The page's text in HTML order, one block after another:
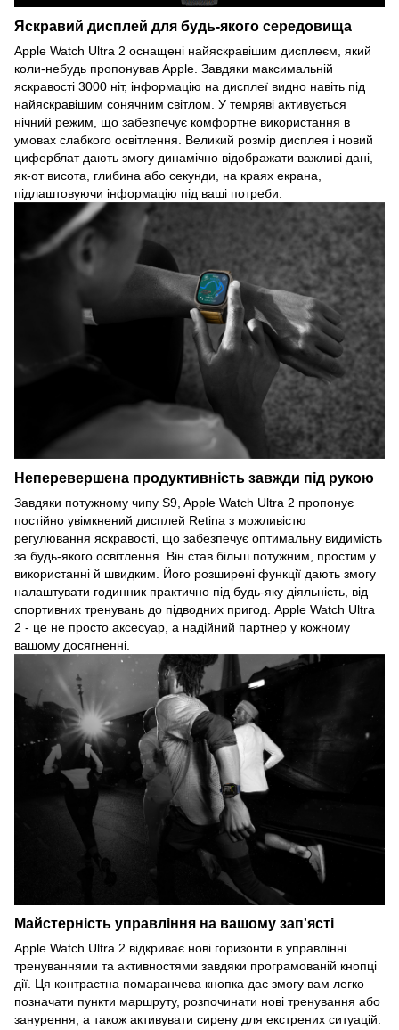
Яскравий дисплей для будь-якого середовища
Apple Watch Ultra 2 оснащені найяскравішим дисплеєм, який
коли-небудь пропонував Apple. Завдяки максимальній
яскравості 3000 ніт, інформацію на дисплеї видно навіть під
найяскравішим сонячним світлом. У темряві активується
нічний режим, що забезпечує комфортне використання в
умовах слабкого освітлення. Великий розмір дисплея і новий
циферблат дають змогу динамічно відображати важливі дані,
як-от висота, глибина або секунди, на краях екрана,
підлаштовуючи інформацію під ваші потреби.
Неперевершена продуктивність завжди під рукою
Завдяки потужному чипу S9, Apple Watch Ultra 2 пропонує
постійно увімкнений дисплей Retina з можливістю
регулювання яскравості, що забезпечує оптимальну видимість
за будь-якого освітлення. Він став більш потужним, простим у
використанні й швидким. Його розширені функції дають змогу
налаштувати годинник практично під будь-яку діяльність, від
спортивних тренувань до підводних пригод. Apple Watch Ultra
2 - це не просто аксесуар, а надійний партнер у кожному
вашому досягненні.
Майстерність управління на вашому зап'ясті
Apple Watch Ultra 2 відкриває нові горизонти в управлінні
тренуваннями та активностями завдяки програмованій кнопці
дії. Ця контрастна помаранчева кнопка дає змогу вам легко
позначати пункти маршруту, розпочинати нові тренування або
занурення, а також активувати сирену для екстрених ситуацій.